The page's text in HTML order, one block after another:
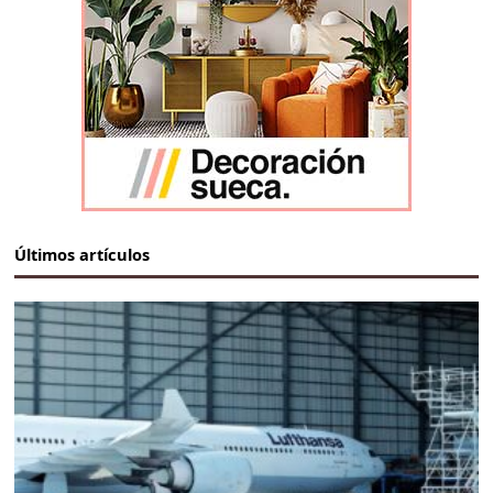
Últimos artículos